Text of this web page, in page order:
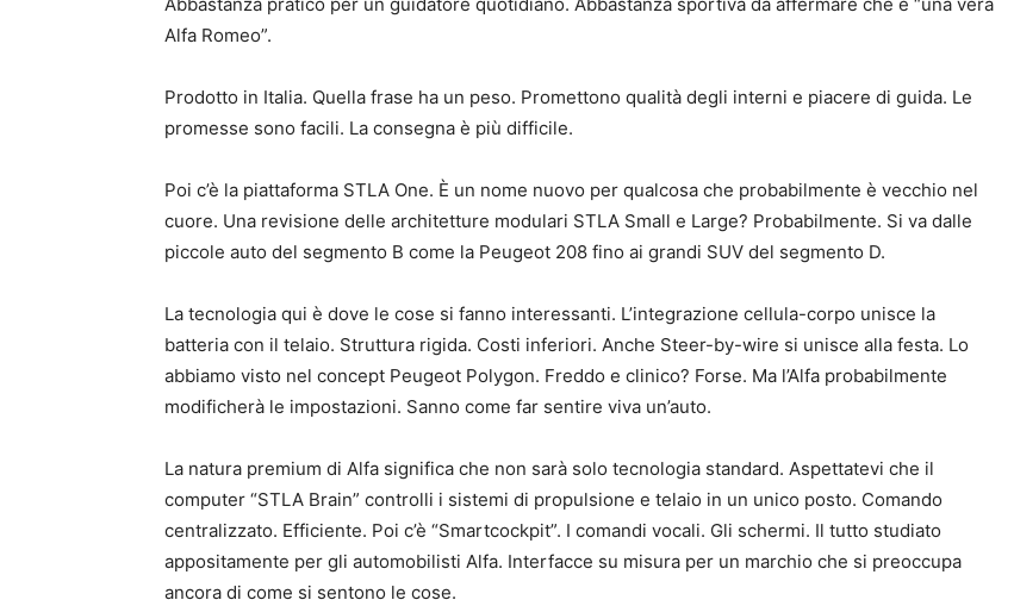
Alfa Romeo”.
Prodotto in Italia. Quella frase ha un peso. Promettono qualità degli interni e piacere di guida. Le
promesse sono facili. La consegna è più difficile.
Poi c’è la piattaforma STLA One. È un nome nuovo per qualcosa che probabilmente è vecchio nel
cuore. Una revisione delle architetture modulari STLA Small e Large? Probabilmente. Si va dalle
piccole auto del segmento B come la Peugeot 208 fino ai grandi SUV del segmento D.
La tecnologia qui è dove le cose si fanno interessanti. L’integrazione cellula-corpo unisce la
batteria con il telaio. Struttura rigida. Costi inferiori. Anche Steer-by-wire si unisce alla festa. Lo
abbiamo visto nel concept Peugeot Polygon. Freddo e clinico? Forse. Ma l’Alfa probabilmente
modificherà le impostazioni. Sanno come far sentire viva un’auto.
La natura premium di Alfa significa che non sarà solo tecnologia standard. Aspettatevi che il
computer “STLA Brain” controlli i sistemi di propulsione e telaio in un unico posto. Comando
centralizzato. Efficiente. Poi c’è “Smartcockpit”. I comandi vocali. Gli schermi. Il tutto studiato
appositamente per gli automobilisti Alfa. Interfacce su misura per un marchio che si preoccupa
ancora di come si sentono le cose.